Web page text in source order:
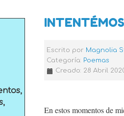
Escrito por Magnolia
Categoría: Poemas
Creado: 28 Abril
En estos momentos de